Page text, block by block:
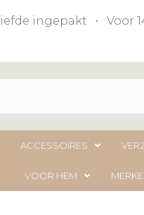
ingepakt • Voor
ACCESSOIRES
VOOR HEM